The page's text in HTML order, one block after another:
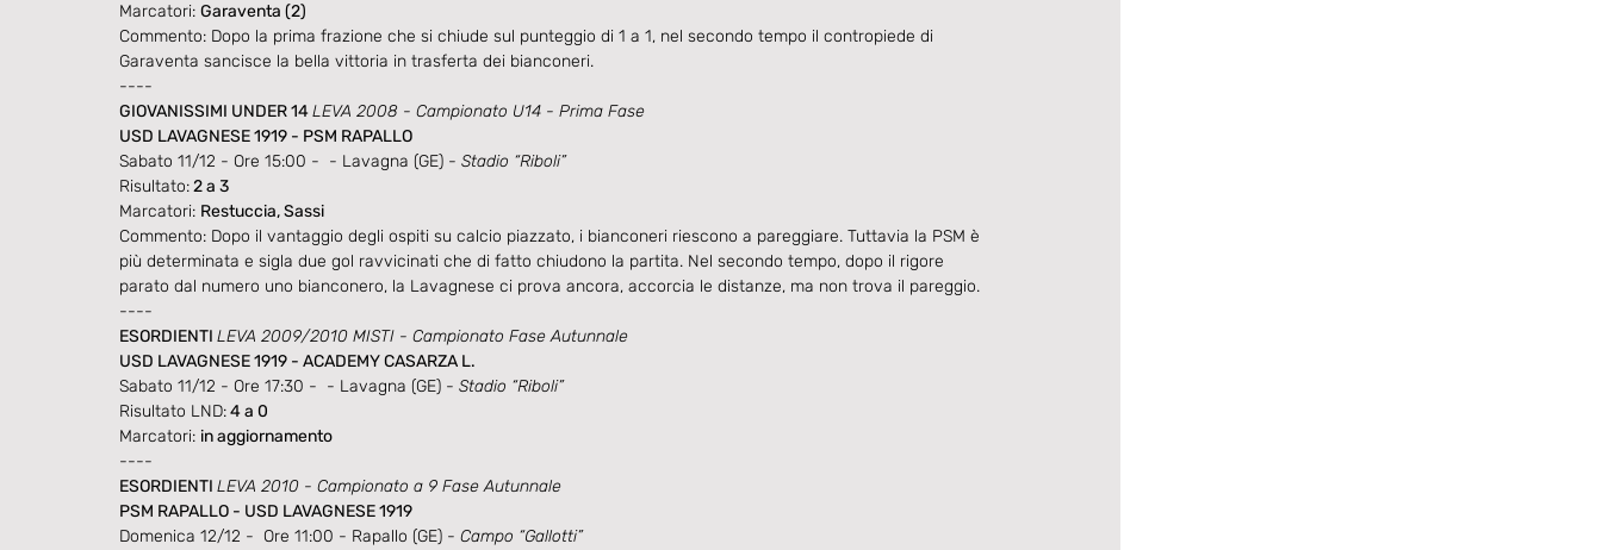
Marcatori: Garaventa (2)
Commento: Dopo la prima frazione che si chiude sul punteggio di 1 a 1, nel secondo tempo il contropiede di
Garaventa sancisce la bella vittoria in trasferta dei bianconeri.
----
GIOVANISSIMI UNDER 14 LEVA 2008 - Campionato U14 - Prima Fase
USD LAVAGNESE 1919 - PSM RAPALLO
Sabato 11/12 - Ore 15:00 -  - Lavagna (GE) - Stadio “Riboli”
Risultato: 2 a 3
Marcatori: Restuccia, Sassi
Commento: Dopo il vantaggio degli ospiti su calcio piazzato, i bianconeri riescono a pareggiare. Tuttavia la PSM è
più determinata e sigla due gol ravvicinati che di fatto chiudono la partita. Nel secondo tempo, dopo il rigore
parato dal numero uno bianconero, la Lavagnese ci prova ancora, accorcia le distanze, ma non trova il pareggio.
----
ESORDIENTI LEVA 2009/2010 MISTI - Campionato Fase Autunnale
USD LAVAGNESE 1919 - ACADEMY CASARZA L.
Sabato 11/12 - Ore 17:30 -  - Lavagna (GE) - Stadio “Riboli”
Risultato LND: 4 a 0
Marcatori: in aggiornamento
----
ESORDIENTI LEVA 2010 - Campionato a 9 Fase Autunnale
PSM RAPALLO - USD LAVAGNESE 1919
Domenica 12/12 -  Ore 11:00 - Rapallo (GE) - Campo “Gallotti”